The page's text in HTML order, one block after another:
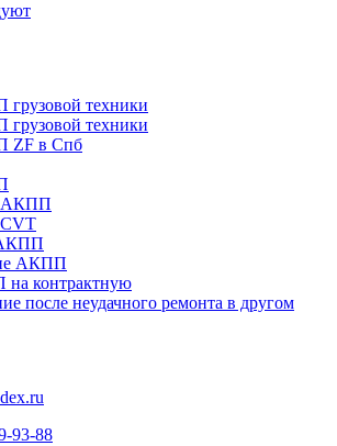
техники
техники
ZF в Спб
АКПП
CVT
АКПП
АКПП
контрактную
после неудачного ремонта в другом
93-88